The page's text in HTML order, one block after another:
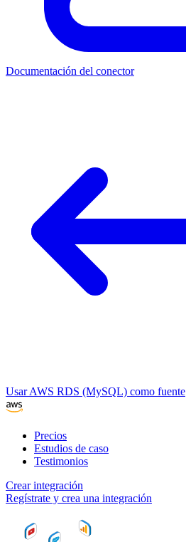
Documentación del conector
Usar AWS RDS (MySQL) como fuente
Precios
Estudios de caso
Testimonios
Crear integración
Regístrate y crea una integración